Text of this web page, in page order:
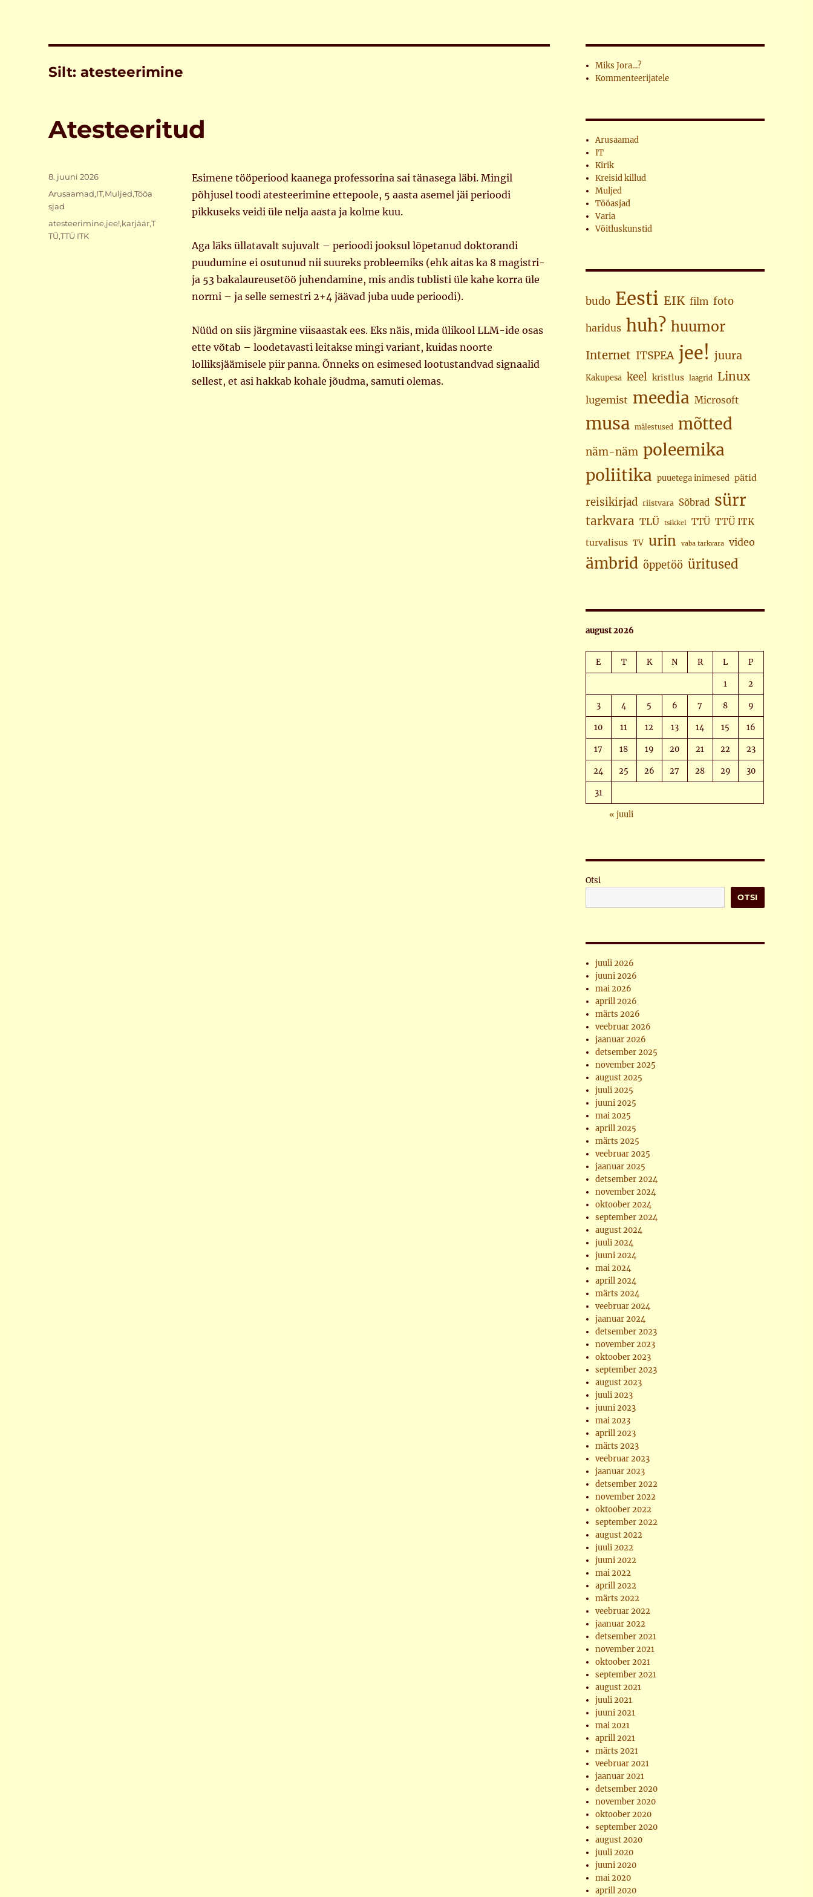
Silt:atesteerimine
Atesteeritud
Esimene tööperiood kaanega professorina sai tänasega läbi. Mingil
põhjusel toodi atesteerimine ettepoole, 5 aasta asemel jäi perioodi
pikkuseks veidi üle nelja aasta ja kolme kuu.
Aga läks üllatavalt sujuvalt – perioodi jooksul lõpetanud doktorandi
puudumine ei osutunud nii suureks probleemiks (ehk aitas ka 8 magistri-
ja 53 bakalaureusetöö juhendamine, mis andis tublisti üle kahe korra üle
normi – ja selle semestri 2+4 jäävad juba uude perioodi).
Nüüd on siis järgmine viisaastak ees. Eks näis, mida ülikool LLM-ide osas
ette võtab – loodetavasti leitakse mingi variant, kuidas noorte
lolliksjäämisele piir panna. Õnneks on esimesed lootustandvad signaalid
sellest, et asi hakkab kohale jõudma, samuti olemas.
Postitatud
8. juuni 2026
Rubriigid
Arusaamad,IT,Muljed,Tööa
sjad
Sildid
atesteerimine,jee!,karjäär,T
TÜ,TTÜ ITK
Miks Jora...?
Kommenteerijatele
Arusaamad
IT
Kirik
Kreisid killud
Muljed
Tööasjad
Varia
Võitluskunstid
budo Eesti EIK film foto
haridus huh? huumor
Internet ITSPEA jee! juura
Kakupesa keel kristlus laagrid Linux
lugemist meedia Microsoft
musa mälestused mõtted
näm-näm poleemika
poliitika puuetega inimesed pätid
reisikirjad riistvara Sõbrad sürr
tarkvara TLÜ tsikkel TTÜ TTÜ ITK
turvalisus TV urin vaba tarkvara video
ämbrid õppetöö üritused
august 2026
E T K N R L P
1 2
3 4 5 6 7 8 9
10 11 12 13 14 15 16
17 18 19 20 21 22 23
24 25 26 27 28 29 30
31
« juuli
Otsi
OTSI
juuli 2026
juuni 2026
mai 2026
aprill 2026
märts 2026
veebruar 2026
jaanuar 2026
detsember 2025
november 2025
august 2025
juuli 2025
juuni 2025
mai 2025
aprill 2025
märts 2025
veebruar 2025
jaanuar 2025
detsember 2024
november 2024
oktoober 2024
september 2024
august 2024
juuli 2024
juuni 2024
mai 2024
aprill 2024
märts 2024
veebruar 2024
jaanuar 2024
detsember 2023
november 2023
oktoober 2023
september 2023
august 2023
juuli 2023
juuni 2023
mai 2023
aprill 2023
märts 2023
veebruar 2023
jaanuar 2023
detsember 2022
november 2022
oktoober 2022
september 2022
august 2022
juuli 2022
juuni 2022
mai 2022
aprill 2022
märts 2022
veebruar 2022
jaanuar 2022
detsember 2021
november 2021
oktoober 2021
september 2021
august 2021
juuli 2021
juuni 2021
mai 2021
aprill 2021
märts 2021
veebruar 2021
jaanuar 2021
detsember 2020
november 2020
oktoober 2020
september 2020
august 2020
juuli 2020
juuni 2020
mai 2020
aprill 2020